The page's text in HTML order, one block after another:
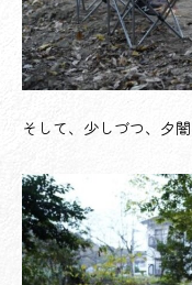
そして、少しづつ、夕